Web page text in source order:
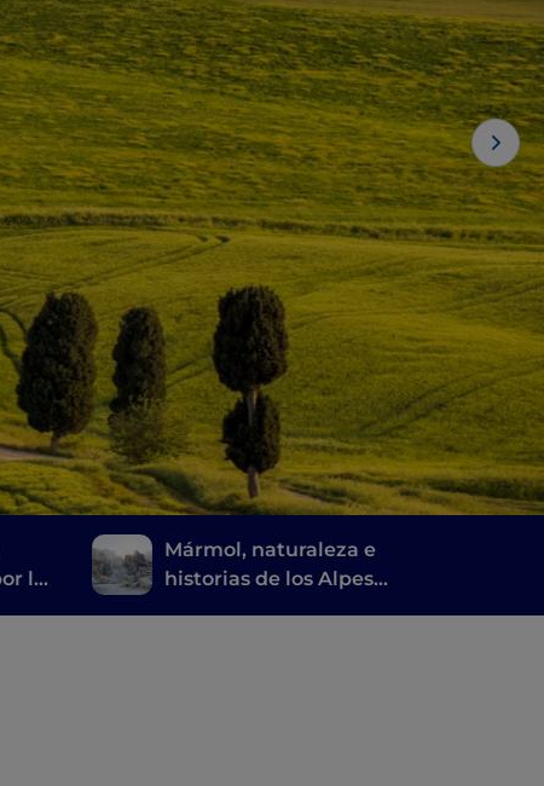
la
Mármol, naturaleza e
historias de los Alpes